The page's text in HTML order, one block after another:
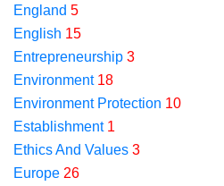
England 5
English 15
Entrepreneurship 3
Environment 18
Environment Protection 10
Establishment 1
Ethics And Values 3
Europe 26